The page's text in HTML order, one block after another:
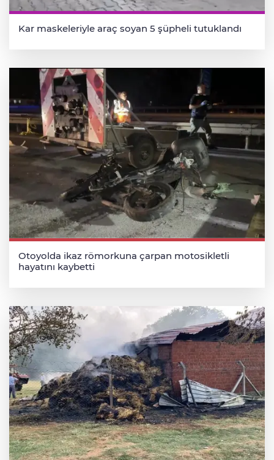
Kar maskeleriyle araç soyan 5 şüpheli tutuklandı
Otoyolda ikaz römorkuna çarpan motosikletli
hayatını kaybetti